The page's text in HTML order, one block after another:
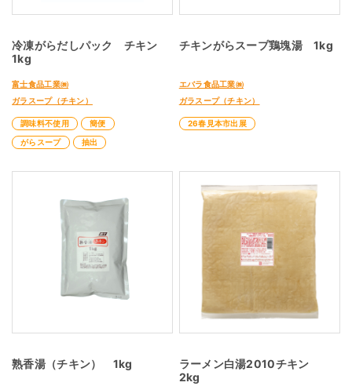
冷凍がらだしパック チキン
1kg
富士食品工業㈱
ガラスープ（チキン）
調味料不使用
簡便
がらスープ
抽出
チキンがらスープ鶏塊湯 1kg
エバラ食品工業㈱
ガラスープ（チキン）
26春見本市出展
熟香湯（チキン） 1kg
ラーメン白湯2010チキン
2kg